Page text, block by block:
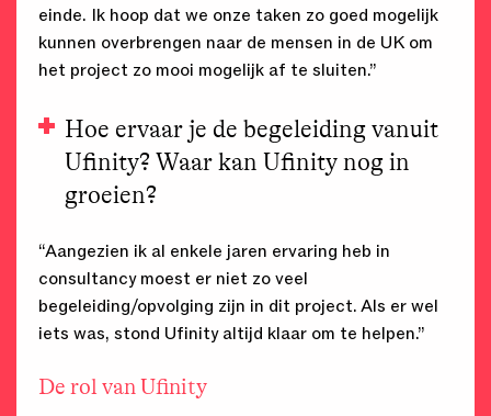
einde. Ik hoop dat we onze taken zo goed mogelijk
kunnen overbrengen naar de mensen in de UK om
het project zo mooi mogelijk af te sluiten.”
Hoe ervaar je de begeleiding vanuit
Ufinity? Waar kan Ufinity nog in
groeien?
“Aangezien ik al enkele jaren ervaring heb in
consultancy moest er niet zo veel
begeleiding/opvolging zijn in dit project. Als er wel
iets was, stond Ufinity altijd klaar om te helpen.”
De rol van Ufinity